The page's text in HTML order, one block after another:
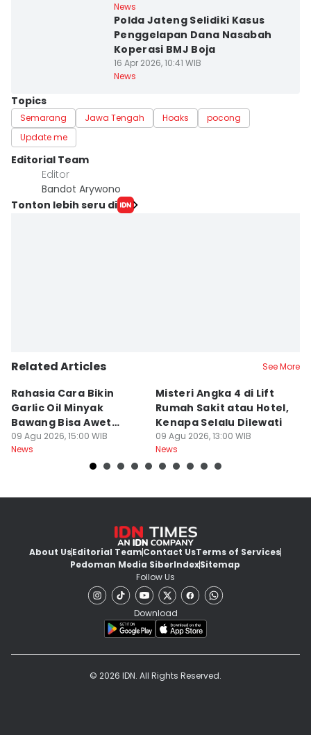
News
Polda Jateng Selidiki Kasus
Penggelapan Dana Nasabah
Koperasi BMJ Boja
16 Apr 2026, 10:41 WIB
News
Topics
Semarang Jawa Tengah Hoaks
pocong
Update me
Editorial Team
Editor
Bandot Arywono
Tonton lebih seru di
Related Articles See More
Rahasia Cara Bikin
Garlic Oil Minyak
Bawang Bisa Awet
Berbulan-bulan: Bumbu
Level Resto!
09 Agu 2026, 15:00 WIB
News
Misteri Angka 4 di Lift
Rumah Sakit atau Hotel,
Kenapa Selalu Dilewati
09 Agu 2026, 13:00 WIB
News
About UsEditorial TeamContact UsTerms of Services
Pedoman Media SiberIndexSitemap
Follow Us
Download
© 2026 IDN. All Rights Reserved.